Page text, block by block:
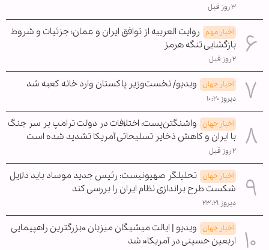
۳ روز قبل
اخبار مهم روایت العربیه از توافق ایران و عمان؛ جزئیات و شروط
بازگشایی تنگه هرمز
۲ روز قبل
اخبار جهان ویدیو/ نخست‌وزیر پاکستان وارد خانه کعبه شد
دیروز ۱۰:۲۰
اخبار جهان واشنگتن‌پست: اختلافات در دولت ترامپ بر سر جنگ
با ایران و کاهش ذخایر تسلیحاتی آمریکا تشدید شده است
۲ روز قبل
اخبار جهان تحلیلگر صهیونیست: رئیس جدید موساد باید دلایل
شکست طرح براندازی نظام ایران را بررسی کند
دیروز ۲۳:۲۱
اخبار جهان ویدیو | ایالت میشیگان میزبان »بزرگترین راهپیمایی
اربعین حسینی در آمریکا« شد